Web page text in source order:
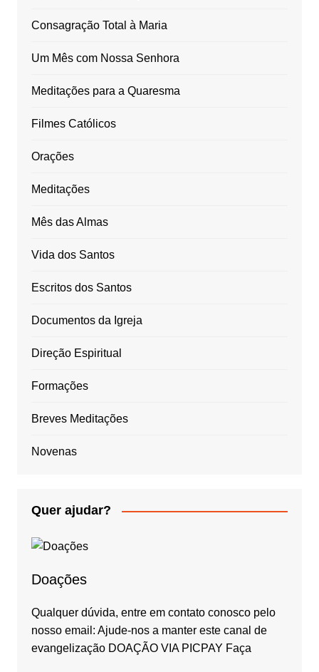
Consagração Total à Maria
Um Mês com Nossa Senhora
Meditações para a Quaresma
Filmes Católicos
Orações
Meditações
Mês das Almas
Vida dos Santos
Escritos dos Santos
Documentos da Igreja
Direção Espiritual
Formações
Breves Meditações
Novenas
Quer ajudar?
Doações
Qualquer dúvida, entre em contato conosco pelo
nosso email: Ajude-nos a manter este canal de
evangelização DOAÇÃO VIA PICPAY Faça